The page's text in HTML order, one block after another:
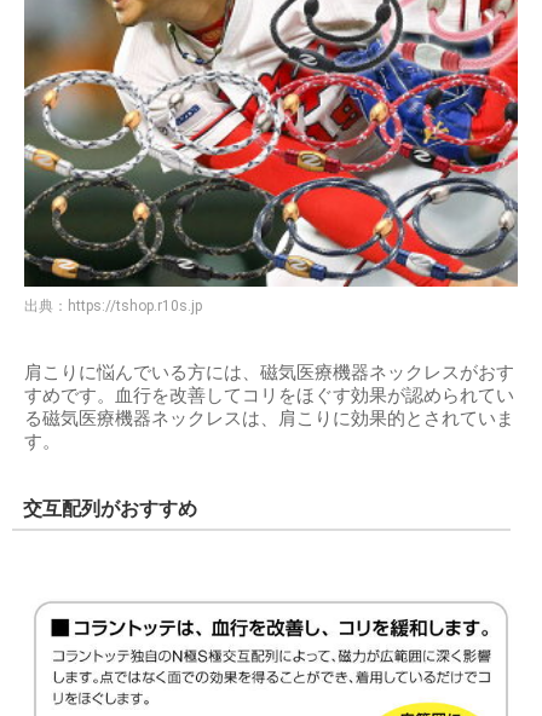
出典： https://tshop.r10s.jp
肩こりに悩んでいる方には、磁気医療機器ネックレスがおす
すめです。血行を改善してコリをほぐす効果が認められてい
る磁気医療機器ネックレスは、肩こりに効果的とされていま
す。
交互配列がおすすめ